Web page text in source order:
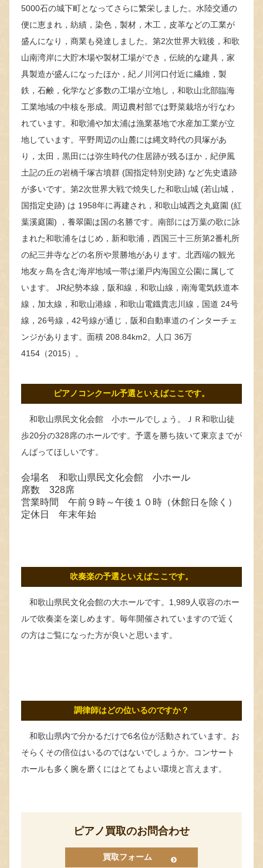
5000石の城下町となってさらに繁栄しました。水陸交通の
便に恵まれ，紡績，染色，製材，木工，皮革などの工業が
盛んになり，商業も発達しました。第2次世界大戦後，和歌
山南湾岸に大貯木場や製材工場ができ，伝統的な建具，家
具製造が盛んになったほか，紀ノ川河口付近に繊維，製
鉄，石鹸，化学など多数の工場が立地し，和歌山北部臨海
工業地域の中核を形成。周辺農村部では野菜栽培が行なわ
れています。和歌浦や加太浦は漁業基地で水産加工業が立
地しています。平野周辺の山麓には縄文時代の貝塚があ
り，太田，黒田には弥生時代の住居跡が残るほか，紀伊風
土記の丘の岩橋千塚古墳群 (国指定特別史跡) など先史遺跡
が多いです。第2次世界大戦で焼失した和歌山城 (若山城，
国指定史跡) は 1958年に再建され，和歌山城西之丸庭園 (紅
葉溪庭園) ，養翠園は国の名勝です。南部には万葉の歌に詠
まれた和歌浦をはじめ，新和歌浦，西国三十三所第2番札所
の紀三井寺などの名所や景勝地があります。北西端の観光
地友ヶ島を含む海岸地域一帯は瀬戸内海国立公園に属して
います。 JR紀勢本線，阪和線，和歌山線，南海電気鉄道本
線，加太線，和歌山港線，和歌山電鐡貴志川線，国道 24号
線，26号線，42号線が通じ，阪和自動車道のインターチェ
ンジがあります。面積 208.84km2。人口 36万
4154（2015）。
ピアノコンクール予選といえばここです。
和歌山県民文化会館 小ホールでしょう。ＪＲ和歌山徒
歩20分の328席のホールです。予選を勝ち抜いて東京までが
んばってほしいです。
会場名 和歌山県民文化会館 小ホール
席数 328席
営業時間 午前９時～午後１０時（休館日を除く）
定休日 年末年始
吹奏楽の予選といえばここです。
和歌山県民文化会館の大ホールです。1,989人収容のホー
ルで吹奏楽を楽しめます。毎年開催されていますので近く
の方はご覧になった方が良いと思います。
調律師はどの位いるのですか？
和歌山県内で分かるだけで6名位が活動されています。お
そらくその倍位はいるのではないでしょうか。コンサート
ホールも多く腕を磨くにはとてもよい環境と言えます。
ピアノ買取のお問合わせ
買取フォーム